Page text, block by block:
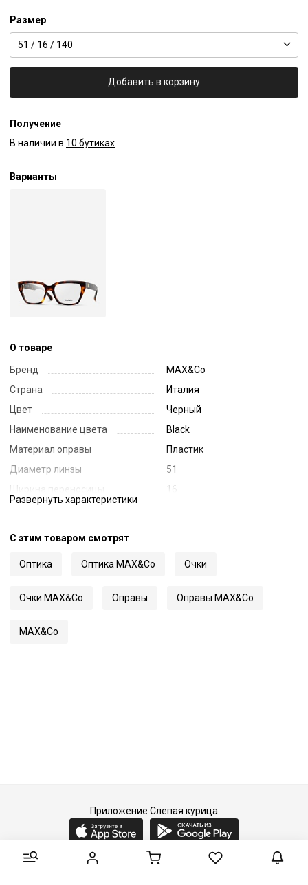
Размер
51 / 16 / 140
Добавить в корзину
Получение
В наличии в 10 бутиках
Варианты
О товаре
Бренд
MAX&Co
Страна
Италия
Цвет
Черный
Наименование цвета
Black
Материал оправы
Пластик
Диаметр линзы
51
Ширина переносицы
16
Развернуть характеристики
С этим товаром смотрят
Оптика Оптика MAX&Co Очки
Очки MAX&Co Оправы Оправы MAX&Co
MAX&Co
Приложение Слепая курица
2015-2026 © Слепая курица - fashion concept store.